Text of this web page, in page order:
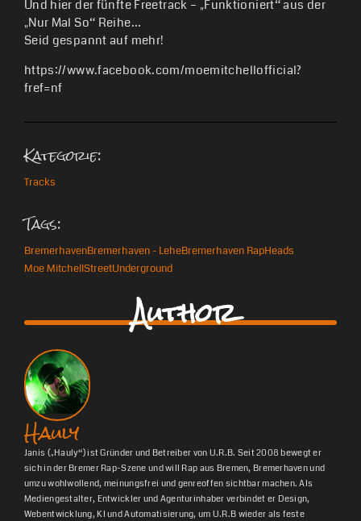
Und hier der fünfte Freetrack – „Funktioniert“ aus der
„Nur Mal So“ Reihe…
Seid gespannt auf mehr!
https://www.facebook.com/moemitchellofficial?
fref=nf
Kategorie:
Tracks
Tags:
BremerhavenBremerhaven - LeheBremerhaven RapHeads
Moe MitchellStreetUnderground
Author
Hauly
Janis („Hauly“) ist Gründer und Betreiber von U.R.B. Seit 2008 bewegt er
sich in der Bremer Rap-Szene und will Rap aus Bremen, Bremerhaven und
umzu wohlwollend, meinungsfrei und genreoffen sichtbar machen. Als
Mediengestalter, Entwickler und Agenturinhaber verbindet er Design,
Webentwicklung, KI und Automatisierung, um U.R.B wieder als feste